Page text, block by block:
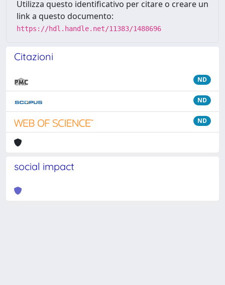
Utilizza questo identificativo per citare o creare un
link a questo documento:
https://hdl.handle.net/11383/1488696
Citazioni
ND
ND
ND
social impact